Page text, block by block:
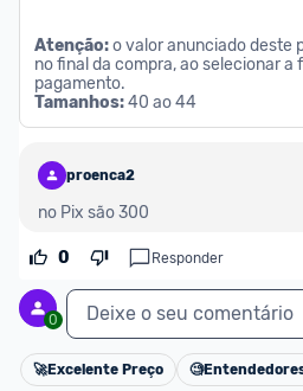
Atenção: o valor anunciado deste
no final da compra, ao selecionar a
pagamento.
Tamanhos: ‎40 ao 44
proenca2
no Pix são 300
0 Responder
0 Deixe o seu comentário
🚀Excelente Preço 🧐